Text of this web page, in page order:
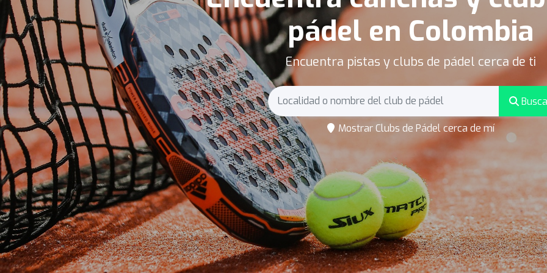
pádel en Colombia
Encuentra pistas y clubs de pádel cerca de ti
Mostrar Clubs de Pádel cerca de mí